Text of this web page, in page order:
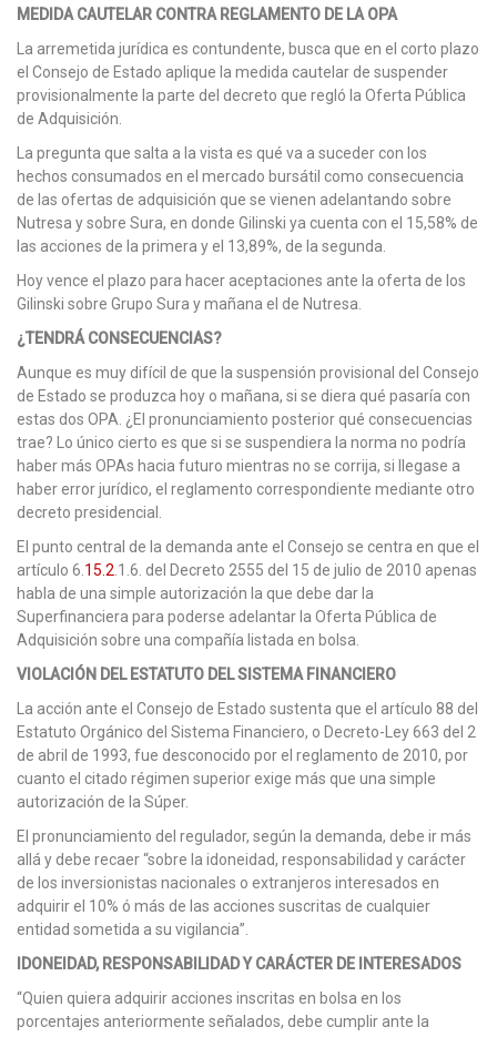
MEDIDA CAUTELAR CONTRA REGLAMENTO DE LA OPA
La arremetida jurídica es contundente, busca que en el corto plazo
el Consejo de Estado aplique la medida cautelar de suspender
provisionalmente la parte del decreto que regló la Oferta Pública
de Adquisición.
La pregunta que salta a la vista es qué va a suceder con los
hechos consumados en el mercado bursátil como consecuencia
de las ofertas de adquisición que se vienen adelantando sobre
Nutresa y sobre Sura, en donde Gilinski ya cuenta con el 15,58% de
las acciones de la primera y el 13,89%, de la segunda.
Hoy vence el plazo para hacer aceptaciones ante la oferta de los
Gilinski sobre Grupo Sura y mañana el de Nutresa.
¿TENDRÁ CONSECUENCIAS?
Aunque es muy difícil de que la suspensión provisional del Consejo
de Estado se produzca hoy o mañana, si se diera qué pasaría con
estas dos OPA. ¿El pronunciamiento posterior qué consecuencias
trae? Lo único cierto es que si se suspendiera la norma no podría
haber más OPAs hacia futuro mientras no se corrija, si llegase a
haber error jurídico, el reglamento correspondiente mediante otro
decreto presidencial.
El punto central de la demanda ante el Consejo se centra en que el
artículo 6. 15.2 .1.6. del Decreto 2555 del 15 de julio de 2010 apenas
habla de una simple autorización la que debe dar la
Superfinanciera para poderse adelantar la Oferta Pública de
Adquisición sobre una compañía listada en bolsa.
VIOLACIÓN DEL ESTATUTO DEL SISTEMA FINANCIERO
La acción ante el Consejo de Estado sustenta que el artículo 88 del
Estatuto Orgánico del Sistema Financiero, o Decreto-Ley 663 del 2
de abril de 1993, fue desconocido por el reglamento de 2010, por
cuanto el citado régimen superior exige más que una simple
autorización de la Súper.
El pronunciamiento del regulador, según la demanda, debe ir más
allá y debe recaer “sobre la idoneidad, responsabilidad y carácter
de los inversionistas nacionales o extranjeros interesados en
adquirir el 10% ó más de las acciones suscritas de cualquier
entidad sometida a su vigilancia”.
IDONEIDAD, RESPONSABILIDAD Y CARÁCTER DE INTERESADOS
“Quien quiera adquirir acciones inscritas en bolsa en los
porcentajes anteriormente señalados, debe cumplir ante la